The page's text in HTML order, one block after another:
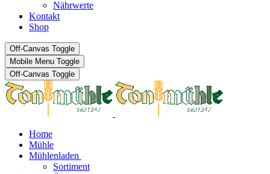
Nährwerte
Kontakt
Shop
Off-Canvas Toggle
Mobile Menu Toggle
Off-Canvas Toggle
Home
Mühle
Mühlenladen
Sortiment